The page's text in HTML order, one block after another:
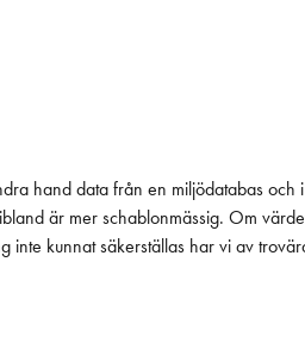
hand data från en miljödatabas
är mer schablonmässig. Om
kunnat säkerställas har vi av